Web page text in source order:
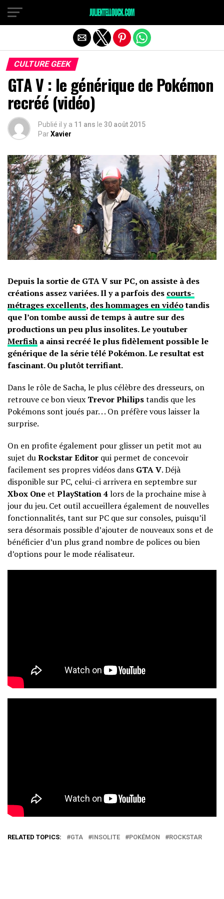
CULTURE GEEK
GTA V : le générique de Pokémon
recréé (vidéo)
Publié il y a 11 ans le 30 août 2015
ParXavier
Depuis la sortie de GTA V sur PC, on assiste à des
créations assez variées. Il y a parfois des courts-
métrages excellents, des hommages en vidéotandis
que l’on tombe aussi de temps à autre sur des
productions un peu plus insolites. Le youtuber
Merfish a ainsi recréé le plus fidèlement possible le
générique de la série télé Pokémon. Le resultat est
fascinant. Ou plutôt terrifiant.
Dans le rôle de Sacha, le plus célèbre des dresseurs, on
retrouve ce bon vieux Trevor Philipstandis que les
Pokémons sont joués par. . . On préfère vous laisser la
surprise.
On en profite également pour glisser un petit mot au
sujet duRockstar Editor qui permet de concevoir
facilement ses propres vidéos dans GTA V. Déjà
disponible sur PC, celui-ci arrivera en septembre sur
Xbox One et PlayStation 4lors de la prochaine mise à
jour du jeu. Cet outil accueillera également de nouvelles
fonctionnalités, tant sur PC que sur consoles, puisqu’il
sera désormais possible d’ajouter de nouveaux sons et de
bénéficier d’un plus grand nombre de polices ou bien
d’options pour le mode réalisateur.
RELATED TOPICS: GTA INSOLITE POKÉMON ROCKSTAR